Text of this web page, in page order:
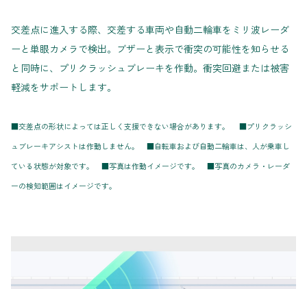
交差点に進入する際、交差する車両や自動二輪車をミリ波レーダ
ーと単眼カメラで検出。ブザーと表示で衝突の可能性を知らせる
と同時に、プリクラッシュブレーキを作動。衝突回避または被害
軽減をサポートします。
■交差点の形状によっては正しく支援できない場合があります。 ■プリクラッシ
ュブレーキアシストは作動しません。 ■自転車および自動二輪車は、人が乗車し
ている状態が対象です。 ■写真は作動イメージです。 ■写真のカメラ・レーダ
ーの検知範囲はイメージです。